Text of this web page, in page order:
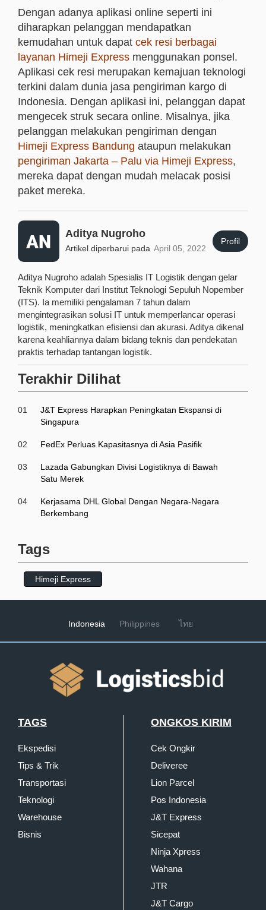
Dengan adanya aplikasi online seperti ini
diharapkan pelanggan mendapatkan
kemudahan untuk dapat cek resi berbagai
layanan Himeji Express menggunakan ponsel.
Aplikasi cek resi merupakan kemajuan teknologi
terkini dalam dunia jasa pengiriman kargo di
Indonesia. Dengan aplikasi ini, pelanggan dapat
mengecek struk secara online. Misalnya, jika
pelanggan melakukan pengiriman dengan
Himeji Express Bandung ataupun melakukan
pengiriman Jakarta – Palu via Himeji Express,
mereka dapat dengan mudah melacak posisi
paket mereka.
Aditya Nugroho
Artikel diperbarui pada April 05, 2022
Profil
Aditya Nugroho adalah Spesialis IT Logistik dengan gelar
Teknik Komputer dari Institut Teknologi Sepuluh Nopember
(ITS). Ia memiliki pengalaman 7 tahun dalam
mengintegrasikan solusi IT untuk memperlancar operasi
logistik, meningkatkan efisiensi dan akurasi. Aditya dikenal
karena keahliannya dalam bidang teknis dan pendekatan
praktis terhadap tantangan logistik.
Terakhir Dilihat
01
J&T Express Harapkan Peningkatan Ekspansi di
Singapura
02 FedEx Perluas Kapasitasnya di Asia Pasifik
03
Lazada Gabungkan Divisi Logistiknya di Bawah
Satu Merek
04
Kerjasama DHL Global Dengan Negara-Negara
Berkembang
Tags
Himeji Express
Indonesia Philippines ไทย
TAGS
Ekspedisi
Tips & Trik
Transportasi
Teknologi
Warehouse
Bisnis
ONGKOS KIRIM
Cek Ongkir
Deliveree
Lion Parcel
Pos Indonesia
J&T Express
Sicepat
Ninja Xpress
Wahana
JTR
J&T Cargo